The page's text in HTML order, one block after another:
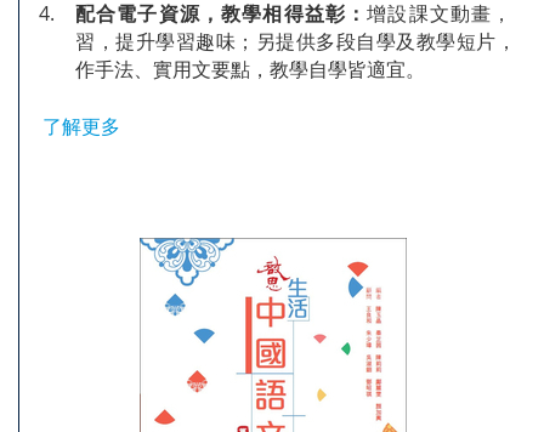
4.
配合電子資源，教學相得益彰：增設課文動畫，輔
習，提升學習趣味；另提供多段自學及教學短片，講
作手法、實用文要點，教學自學皆適宜。
了解更多